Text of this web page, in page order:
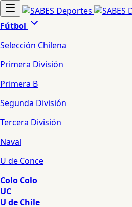
Fútbol
Selección Chilena
Primera División
Primera B
Segunda División
Tercera División
Naval
U de Conce
Colo Colo
UC
U de Chile